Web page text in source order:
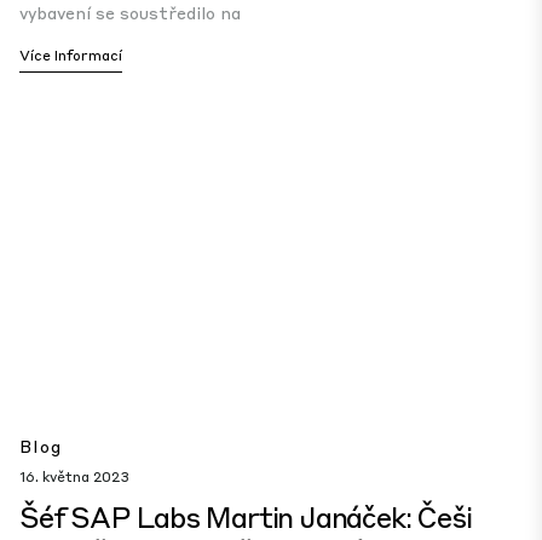
vybavení se soustředilo na
Více Informací
Blog
16. května 2023
Šéf SAP Labs Martin Janáček: Češi